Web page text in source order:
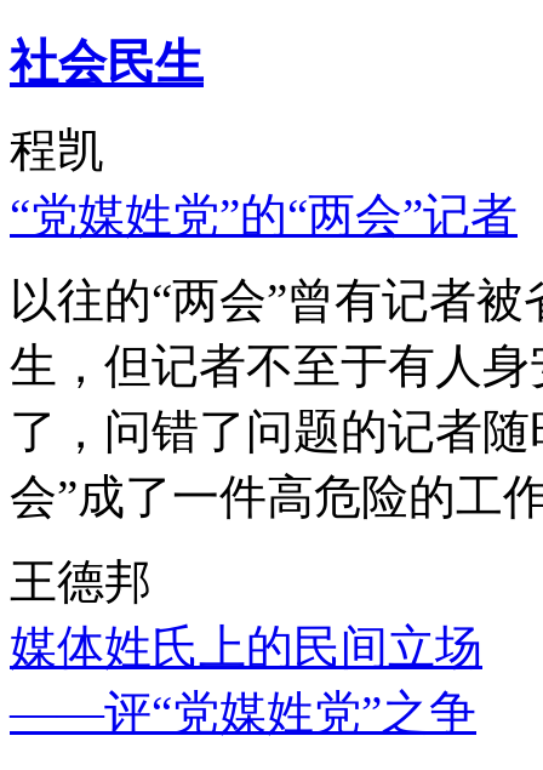
社会民生
程凯
“党媒姓党”的“两会”记者
以往的“两会”曾有记者
生，但记者不至于有人
了，问错了问题的记者
会”成了一件高危险的工
王德邦
媒体姓氏上的民间立场
——评“党媒姓党”之争